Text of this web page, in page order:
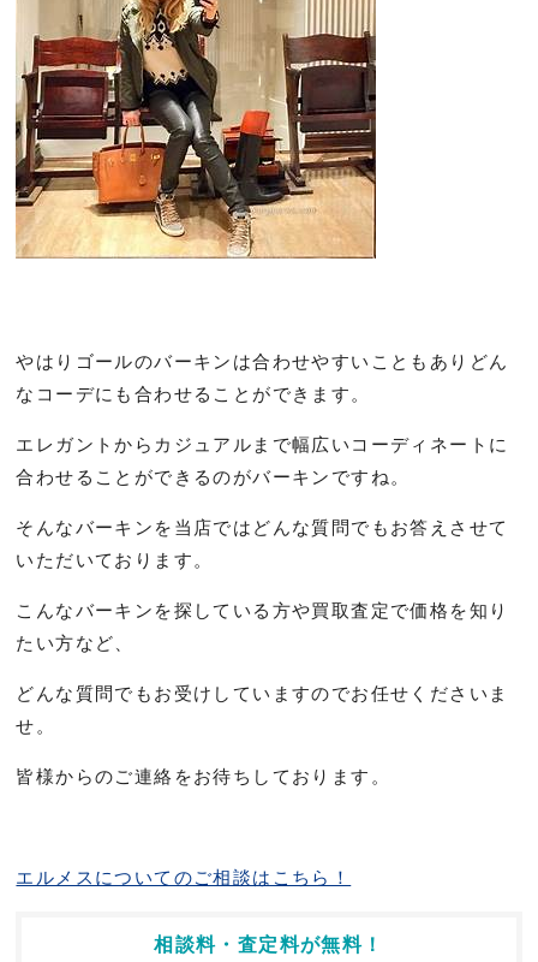
やはりゴールのバーキンは合わせやすいこともありどん
なコーデにも合わせることができます。
エレガントからカジュアルまで幅広いコーディネートに
合わせることができるのがバーキンですね。
そんなバーキンを当店ではどんな質問でもお答えさせて
いただいております。
こんなバーキンを探している方や買取査定で価格を知り
たい方など、
どんな質問でもお受けしていますのでお任せくださいま
せ。
皆様からのご連絡をお待ちしております。
エルメスについてのご相談はこちら！
相談料・査定料が無料！